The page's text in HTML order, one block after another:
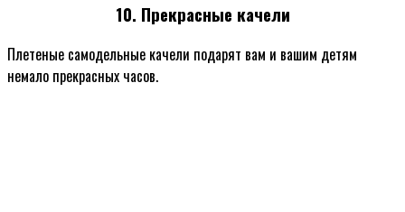
10. Прекрасные качели
Плетеные самодельные качели подарят вам и вашим детям
немало прекрасных часов.